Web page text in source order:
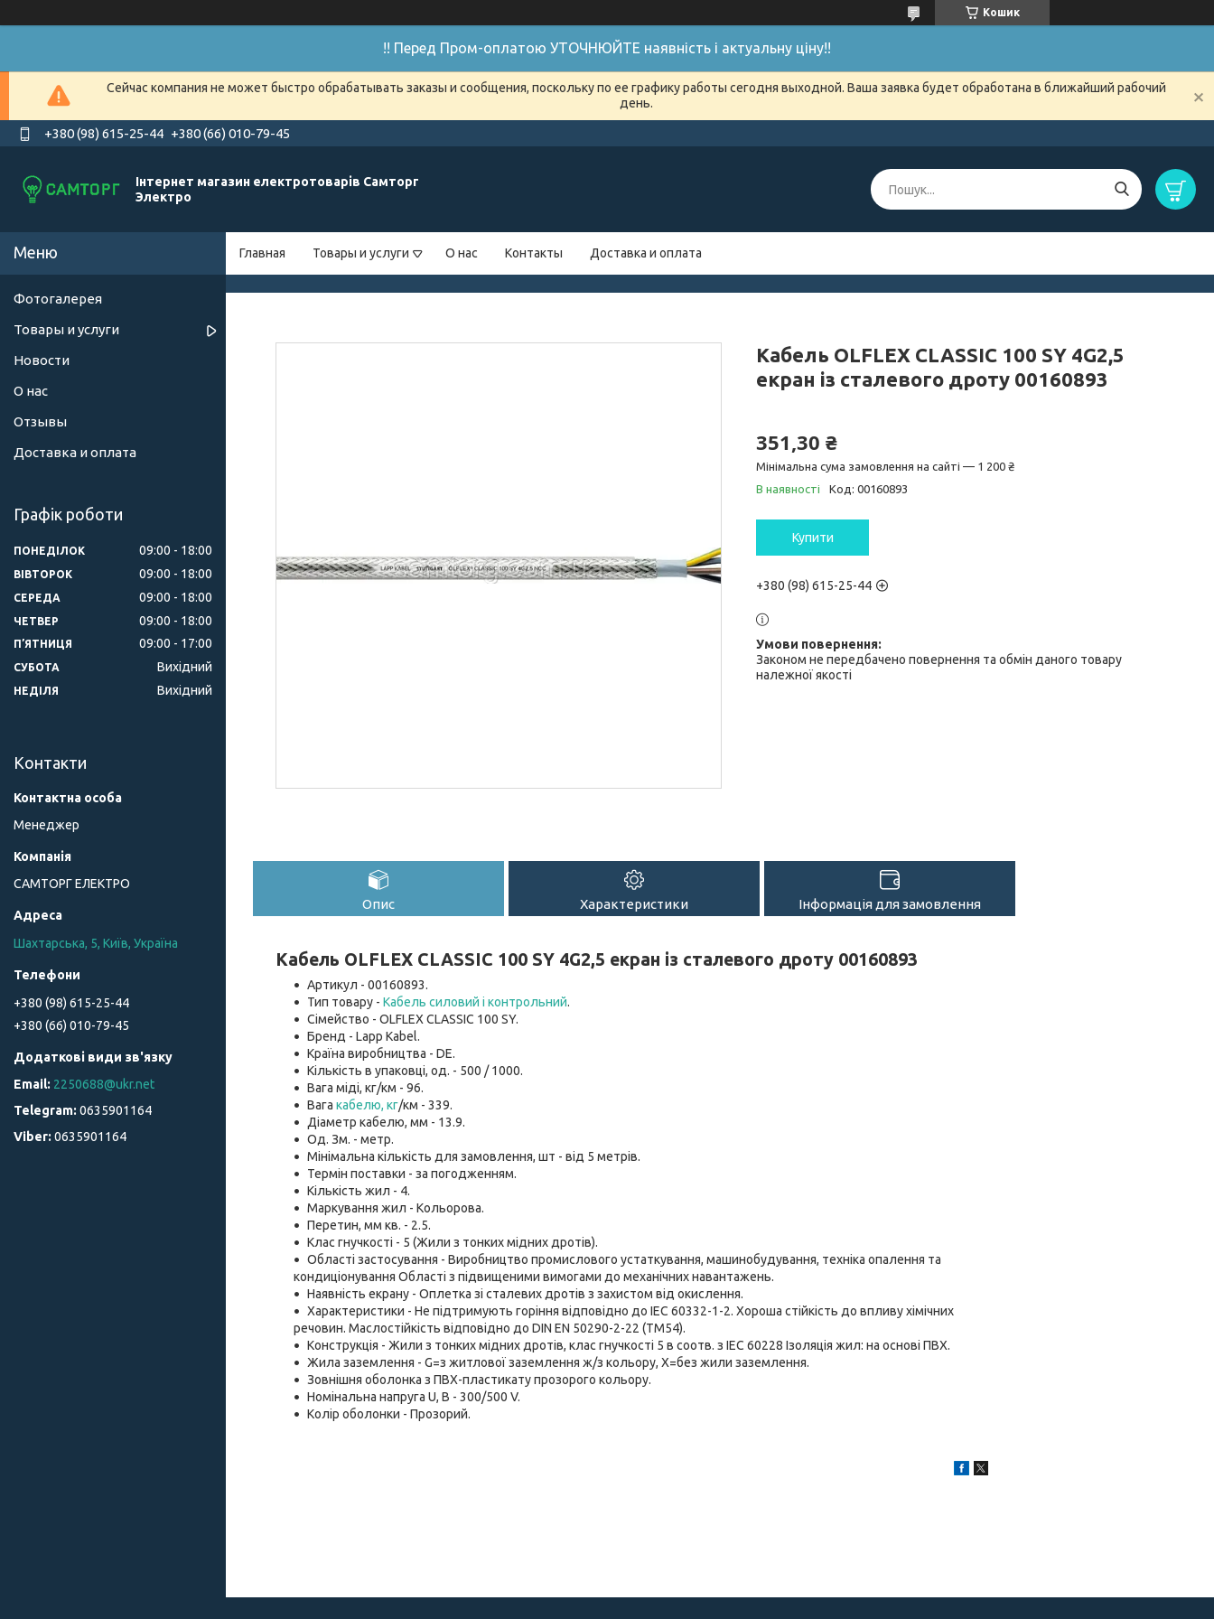
Кошик
!! Перед Пром-оплатою УТОЧНЮЙТЕ наявність і актуальну ціну!!
Сейчас компания не может быстро обрабатывать заказы и сообщения, поскольку по ее графику работы сегодня выходной. Ваша заявка будет обработана в ближайший рабочий
день.
+380 (98) 615-25-44 +380 (66) 010-79-45
Інтернет магазин електротоварів Самторг
Электро
Главная Товары и услуги О нас Контакты Доставка и оплата
Кабель OLFLEX CLASSIC 100 SY 4G2,5
екран із сталевого дроту 00160893
351,30 ₴
Мінімальна сума замовлення на сайті — 1 200 ₴
В наявності
Код: 00160893
Купити
+380 (98) 615-25-44
Законом не передбачено повернення та обмін даного товару
належної якості
Опис Характеристики Інформація для замовлення
Кабель OLFLEX CLASSIC 100 SY 4G2,5 екран із сталевого дроту 00160893
Артикул - 00160893.
Тип товару - Кабель силовий і контрольний.
Сімейство - OLFLEX CLASSIC 100 SY.
Бренд - Lapp Kabel.
Країна виробництва - DE.
Кількість в упаковці, од. - 500 / 1000.
Вага міді, кг/км - 96.
Вага кабелю, кг/км - 339.
Діаметр кабелю, мм - 13.9.
Од. Зм. - метр.
Мінімальна кількість для замовлення, шт - від 5 метрів.
Термін поставки - за погодженням.
Кількість жил - 4.
Маркування жил - Кольорова.
Перетин, мм кв. - 2.5.
Клас гнучкості - 5 (Жили з тонких мідних дротів).
Області застосування - Виробництво промислового устаткування, машинобудування, техніка опалення та
кондиціонування Області з підвищеними вимогами до механічних навантажень.
Наявність екрану - Оплетка зі сталевих дротів з захистом від окислення.
Характеристики - Не підтримують горіння відповідно до IEC 60332-1-2. Хороша стійкість до впливу хімічних
речовин. Маслостійкість відповідно до DIN EN 50290-2-22 (TM54).
Конструкція - Жили з тонких мідних дротів, клас гнучкості 5 в соотв. з IEC 60228 Ізоляція жил: на основі ПВХ.
Жила заземлення - G=з житлової заземлення ж/з кольору, Х=без жили заземлення.
Зовнішня оболонка з ПВХ-пластикату прозорого кольору.
Номінальна напруга U, В - 300/500 V.
Колір оболонки - Прозорий.
Фотогалерея
Товары и услуги
Новости
О нас
Отзывы
Доставка и оплата
Графік роботи
ПОНЕДІЛОК 09:00 18:00
ВІВТОРОК 09:00 18:00
СЕРЕДА 09:00 18:00
ЧЕТВЕР 09:00 18:00
ПʼЯТНИЦЯ 09:00 17:00
СУБОТА Вихідний
НЕДІЛЯ Вихідний
Контакти
Менеджер
САМТОРГ ЕЛЕКТРО
Шахтарська, 5, Київ, Україна
+380 (98) 615-25-44
+380 (66) 010-79-45
2250688@ukr.net
0635901164
0635901164